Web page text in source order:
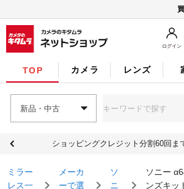
ログイン
TOP カメラ レンズ
新品・中古
ショッピングクレジット分割60回ま
ミラー
レス一
メーカ
ーで選
ソ
ニ
ソニー
ンズキッ